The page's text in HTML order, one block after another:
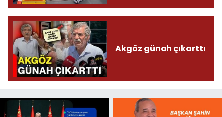
Akgöz günah çıkarttı